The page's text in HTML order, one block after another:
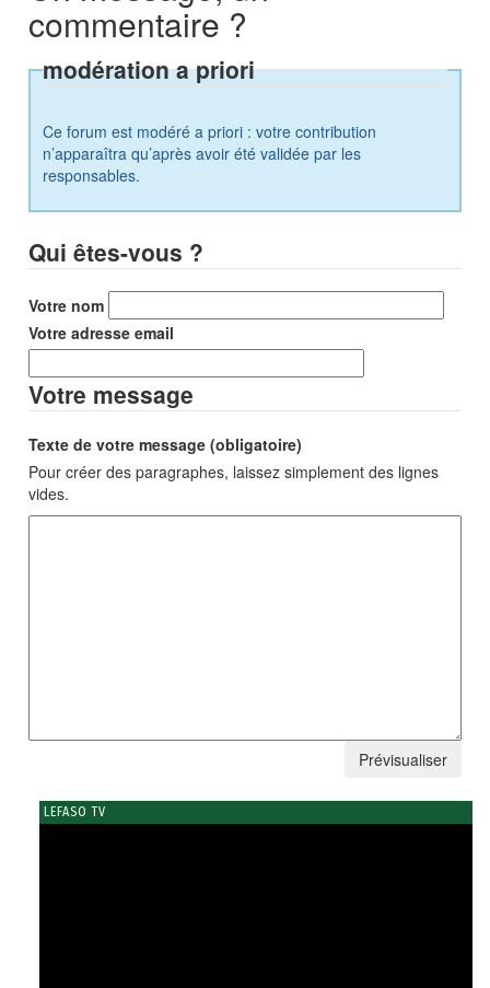
commentaire ?
modération a priori
Ce forum est modéré a priori : votre contribution
n’apparaîtra qu’après avoir été validée par les
responsables.
Qui êtes-vous ?
Votre nom
Votre adresse email
Votre message
Texte de votre message (obligatoire)
Pour créer des paragraphes, laissez simplement des lignes
vides.
LEFASO TV